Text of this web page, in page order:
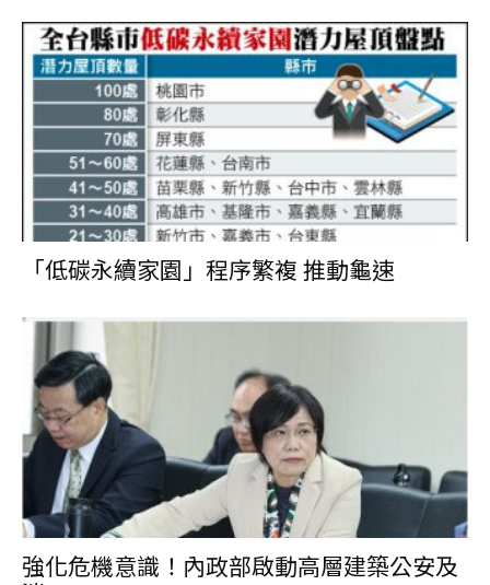
「低碳永續家園」程序繁複 推動龜速
強化危機意識！內政部啟動高層建築公安及